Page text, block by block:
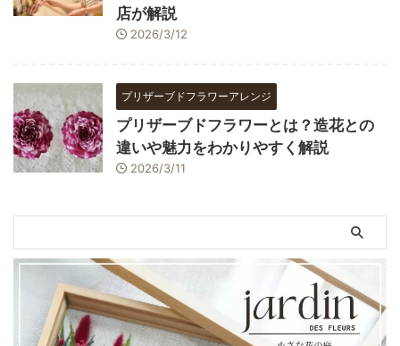
店が解説
2026/3/12
プリザーブドフラワーアレンジ
プリザーブドフラワーとは？造花との
違いや魅力をわかりやすく解説
2026/3/11